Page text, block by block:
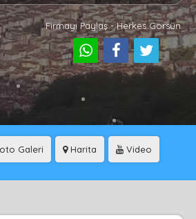
Firmayı Paylaş - Herkes Görsün
Galeri Harita Video